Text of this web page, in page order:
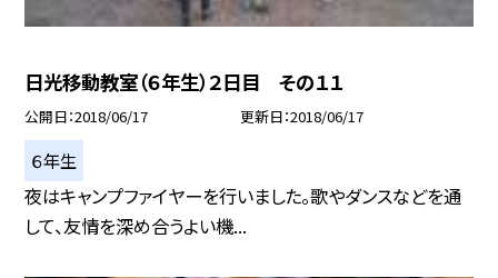
日光移動教室（６年生）２日目 その１１
公開日 2018/06/17 更新日 2018/06/17
６年生
夜はキャンプファイヤーを行いました。歌やダンスなどを通
して、友情を深め合うよい機...